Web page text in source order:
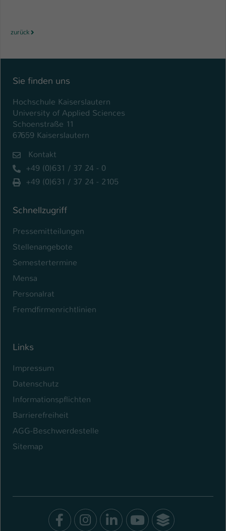
zurück
Sie finden uns
Hochschule Kaiserslautern
University of Applied Sciences
Schoenstraße 11
67659 Kaiserslautern
Kontakt
+49 (0)631 / 37 24 - 0
+49 (0)631 / 37 24 - 2105
Schnellzugriff
Pressemitteilungen
Stellenangebote
Semestertermine
Mensa
Personalrat
Fremdfirmenrichtlinien
Links
Impressum
Datenschutz
Informationspflichten
Barrierefreiheit
AGG-Beschwerdestelle
Sitemap
Facebook
Instagram
LinkedIn
Youtube